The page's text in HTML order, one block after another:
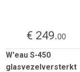
€ 249.00
W'eau S-450
glasvezelversterkt